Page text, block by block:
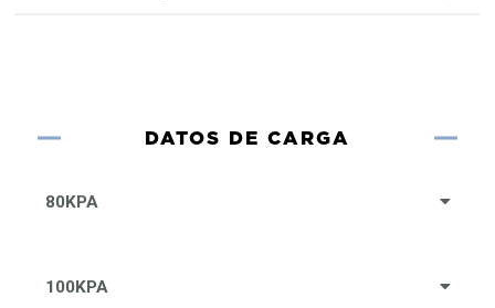
DATOS DE CARGA
80KPA
100KPA